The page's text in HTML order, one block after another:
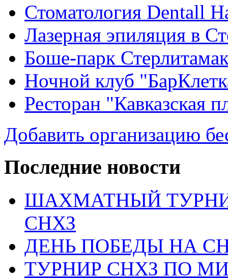
Стоматология Dentall
Лазерная эпиляция в
Боше-парк
Ночной клуб
Ресторан "Кавказская
Добавить организацию
Последние новости
ШАХМАТНЫЙ
СНХЗ
ДЕНЬ ПОБЕДЫ НА
ТУРНИР СНХЗ ПО